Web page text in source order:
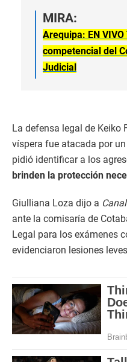
MIRA:
Arequipa: EN
competencial del
Judicial
La defensa legal de Keiko
víspera fue atacada por
pidió identificar a los
brinden la protección
Giulliana Loza dijo a
ante la comisaría de
Legal para los exámenes
evidenciaron lesiones